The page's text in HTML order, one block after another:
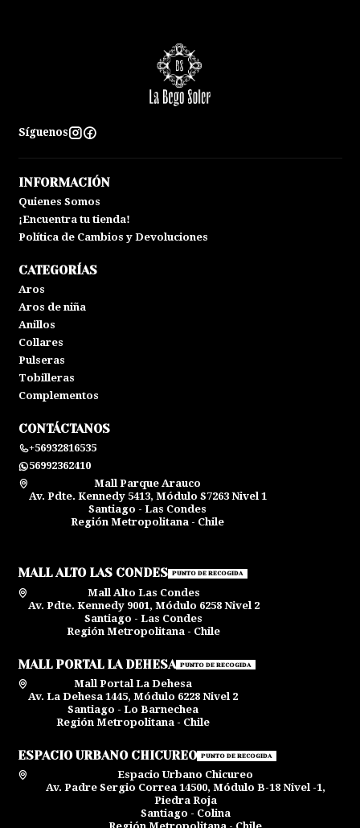
Síguenos
INFORMACIÓN
Quienes Somos
¡Encuentra tu tienda!
Política de Cambios y Devoluciones
CATEGORÍAS
Aros
Aros de niña
Anillos
Collares
Pulseras
Tobilleras
Complementos
CONTÁCTANOS
+56932816535
56992362410
Mall Parque Arauco
Av. Pdte. Kennedy 5413, Módulo S7263 Nivel 1
Santiago - Las Condes
Región Metropolitana - Chile
MALL ALTO LAS CONDES PUNTO DE RECOGIDA
Mall Alto Las Condes
Av. Pdte. Kennedy 9001, Módulo 6258 Nivel 2
Santiago - Las Condes
Región Metropolitana - Chile
MALL PORTAL LA DEHESA PUNTO DE RECOGIDA
Mall Portal La Dehesa
Av. La Dehesa 1445, Módulo 6228 Nivel 2
Santiago - Lo Barnechea
Región Metropolitana - Chile
ESPACIO URBANO CHICUREO PUNTO DE RECOGIDA
Espacio Urbano Chicureo
Av. Padre Sergio Correa 14500, Módulo B-18 Nivel -1,
Piedra Roja
Santiago - Colina